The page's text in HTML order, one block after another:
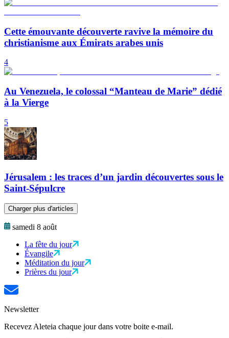
Cette émouvante découverte ravive la mémoire du
christianisme aux Émirats arabes unis
4
Au Venezuela, le colossal “Manteau de Marie” dédié
à la Vierge
5
Jérusalem : les traces d’un jardin découvertes sous le
Saint-Sépulcre
Charger plus d'articles
samedi 8 août
La fête du jour
Évangile
Méditation du jour
Prières du jour
Newsletter
Recevez Aleteia chaque jour dans votre boite e-mail.